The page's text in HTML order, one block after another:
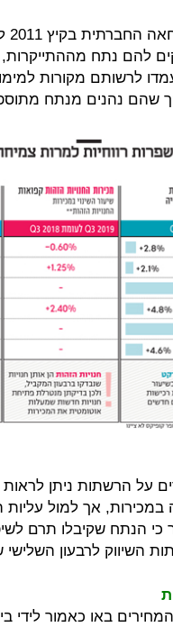
להם נתח
לרשותם מקורות
שהם נהנים מנתח
על הרשתות ניתן לראות
אך למול עליות
כי הנתח שקיבלו תרם
לרבעון השלישי של
באו כאמור לידי